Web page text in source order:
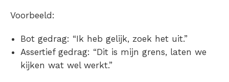
Voorbeeld:
Bot gedrag: “Ik heb gelijk, zoek het uit.”
Assertief gedrag: “Dit is mijn grens, laten we
kijken wat wel werkt.”